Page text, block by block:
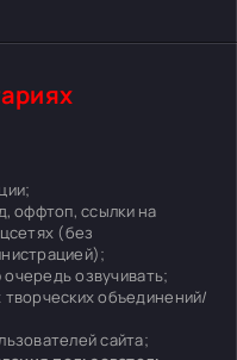
оффтоп, ссылки на
(без
озвучивать;
объединений/
сайта;